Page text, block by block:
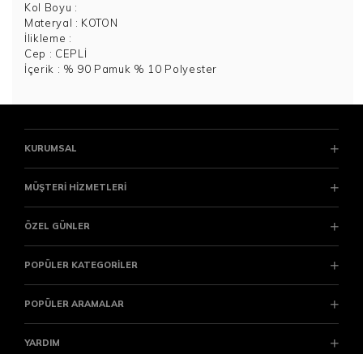
Kol Boyu :
Materyal : KOTON
İlikleme :
Cep : CEPLİ
İçerik : % 90 Pamuk % 10 Polyester
KURUMSAL
MÜŞTERİ HİZMETLERİ
ÖZEL GÜNLER
POPÜLER KATEGORİLER
POPÜLER ARAMALAR
YARDIM